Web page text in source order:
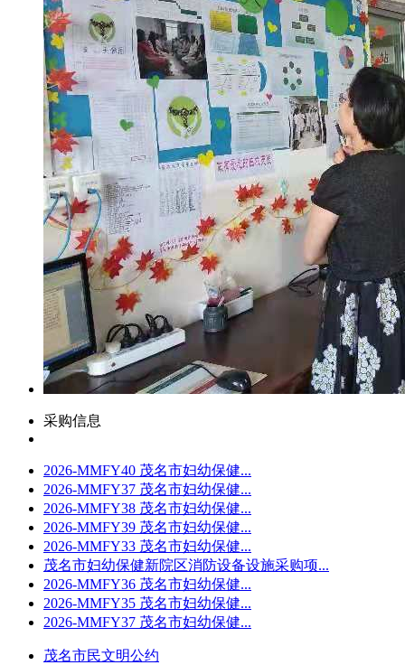
采购信息
2026-MMFY40 茂名市妇幼保健...
2026-MMFY37 茂名市妇幼保健...
2026-MMFY38 茂名市妇幼保健...
2026-MMFY39 茂名市妇幼保健...
2026-MMFY33 茂名市妇幼保健...
茂名市妇幼保健新院区消防设备设施采购项...
2026-MMFY36 茂名市妇幼保健...
2026-MMFY35 茂名市妇幼保健...
2026-MMFY37 茂名市妇幼保健...
茂名市民文明公约